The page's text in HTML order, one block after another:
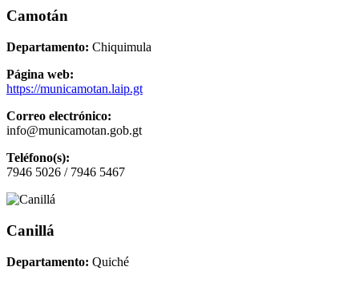
Camotán
Departamento: Chiquimula
Página web:
https://municamotan.laip.gt
Correo electrónico:
info@municamotan.gob.gt
Teléfono(s):
7946 5026 / 7946 5467
Canillá
Departamento: Quiché